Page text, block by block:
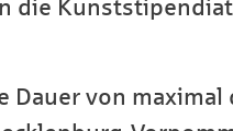
die
Dauer von